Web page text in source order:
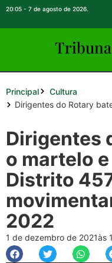
20:05 - 7 de agosto de 2026.
Principal
Cultura
Dirigentes do Rotary
Dirigentes
o martelo
Distrito
2022
1 de dezembro de 2021às